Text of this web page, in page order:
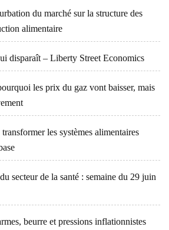
du marché sur la structure des
alimentaire
disparaît – Liberty Street Economics
les prix du gaz vont baisser, mais
les systèmes alimentaires
secteur de la santé : semaine du 29 juin
beurre et pressions inflationnistes